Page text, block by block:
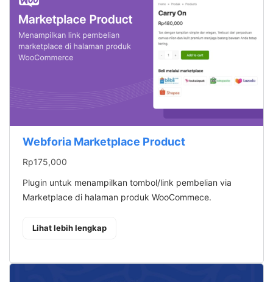
Webforia Marketplace Product
Rp175,000
Plugin untuk menampilkan tombol/link pembelian via
Marketplace di halaman produk WooCommece.
Lihat lebih lengkap: Webforia Marketplace Product